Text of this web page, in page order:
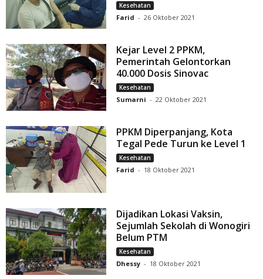
Kesehatan
Farid - 26 Oktober 2021
Kejar Level 2 PPKM,
Pemerintah Gelontorkan
40.000 Dosis Sinovac
Kesehatan
Sumarni - 22 Oktober 2021
PPKM Diperpanjang, Kota
Tegal Pede Turun ke Level 1
Kesehatan
Farid - 18 Oktober 2021
Dijadikan Lokasi Vaksin,
Sejumlah Sekolah di Wonogiri
Belum PTM
Kesehatan
Dhessy - 18 Oktober 2021